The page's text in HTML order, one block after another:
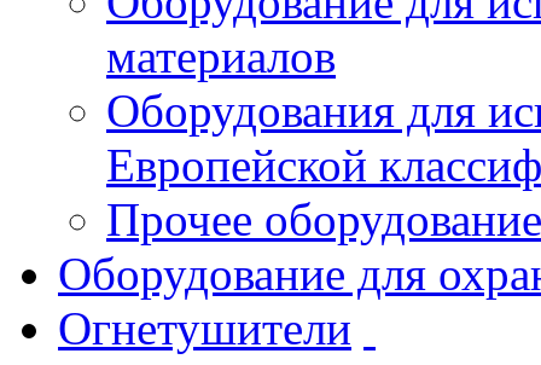
материалов
Оборудования для
Европейской
Прочее оборудование
Оборудование для
Огнетушители